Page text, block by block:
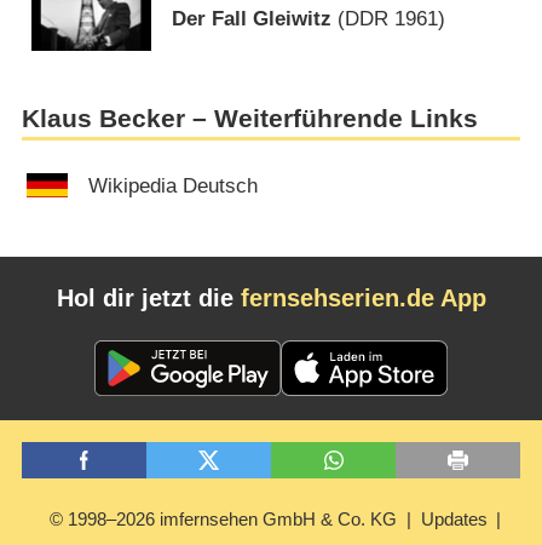
Der Fall Gleiwitz (DDR 1961)
Klaus Becker – Weiterführende Links
Wikipedia Deutsch
Hol dir jetzt die fernsehserien.de App
© 1998–2026 imfernsehen GmbH & Co. KG Updates